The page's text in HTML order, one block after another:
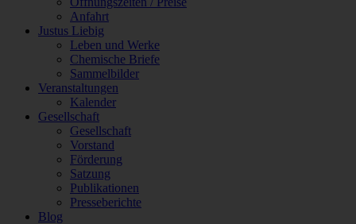
Anfahrt
Justus Liebig
Leben und Werke
Chemische Briefe
Sammelbilder
Veranstaltungen
Kalender
Gesellschaft
Gesellschaft
Vorstand
Förderung
Satzung
Publikationen
Presseberichte
Blog